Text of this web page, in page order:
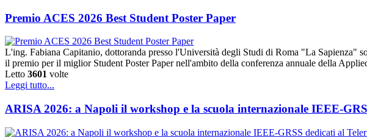
Premio ACES 2026 Best Student Poster Paper
L'ing. Fabiana Capitanio, dottoranda presso l'Università degli Studi di Roma "La
il premio per il miglior Student Poster Paper nell'ambito della conferenza annuale della
Letto 3601 volte
Leggi tutto...
ARISA 2026: a Napoli il workshop e la scuola internazionale IEEE-